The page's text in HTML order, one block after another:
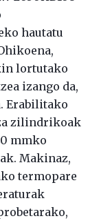
hautatu
lortutako
izango da,
Erabilitako
zilindrikoak
mmko
Makinaz,
termopare